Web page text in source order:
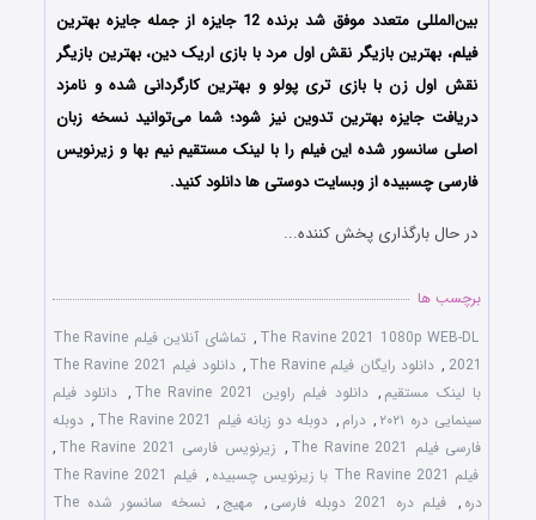
بین‌المللی متعدد موفق شد برنده 12 جایزه از جمله جایزه بهترین
فیلم، بهترین بازیگر نقش اول مرد با بازی اریک دین، بهترین بازیگر
نقش اول زن با بازی تری پولو و بهترین کارگردانی شده و نامزد
دریافت جایزه بهترین تدوین نیز شود؛ شما می‌توانید نسخه زبان
اصلی سانسور شده این فیلم را با لینک مستقیم نیم بها و زیرنویس
فارسی چسبیده از وبسایت دوستی ها دانلود کنید.
در حال بارگذاری پخش کننده...
برچسب ها
The Ravine 2021 1080p WEB-DL
,
تماشای آنلاین فیلم The Ravine
2021
, دانلود رایگان فیلم The Ravine ,
دانلود فیلم The Ravine 2021
با لینک مستقیم , دانلود فیلم راوین The Ravine 2021 , دانلود فیلم
سینمایی دره ۲۰۲۱
, درام , دوبله دو زبانه فیلم The Ravine 2021 , دوبله
فارسی فیلم The Ravine 2021
, زیرنویس فارسی The Ravine 2021
,
فیلم The Ravine 2021 با زیرنویس چسبیده
,
فیلم The Ravine 2021
دره , فیلم دره 2021 دوبله فارسی , مهیج ,
نسخه سانسور شده The